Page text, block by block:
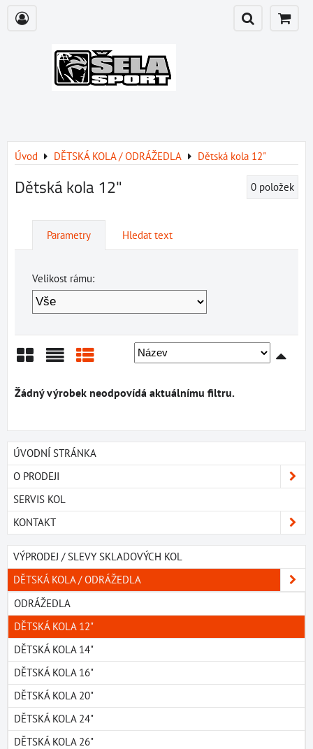
Úvod DĚTSKÁ KOLA / ODRÁŽEDLA Dětská kola 12"
Dětská kola 12" 0 položek
Parametry Hledat text
Velikost rámu:
Mřížka
ÚVODNÍ STRÁNKA
O PRODEJI
SERVIS KOL
KONTAKT
VÝPRODEJ / SLEVY SKLADOVÝCH KOL
DĚTSKÁ KOLA / ODRÁŽEDLA
ODRÁŽEDLA
DĚTSKÁ KOLA 12"
DĚTSKÁ KOLA 14"
DĚTSKÁ KOLA 16"
DĚTSKÁ KOLA 20"
DĚTSKÁ KOLA 24"
DĚTSKÁ KOLA 26"